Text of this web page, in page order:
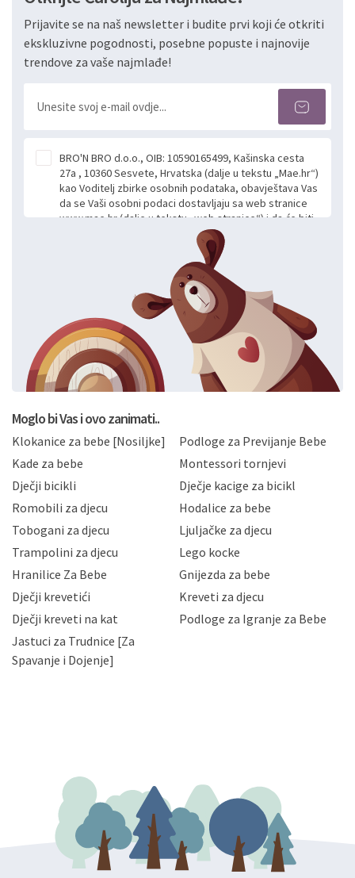
Prijavite se na naš newsletter i budite prvi koji će otkriti
ekskluzivne pogodnosti, posebne popuste i najnovije
trendove za vaše najmlađe!
BRO'N BRO d.o.o., OIB: 10590165499, Kašinska cesta
27a , 10360 Sesvete, Hrvatska (dalje u tekstu „Mae.hr“)
kao Voditelj zbirke osobnih podataka, obavještava Vas
da se Vaši osobni podaci dostavljaju sa web stranice
www.mae.hr (dalje u tekstu „web stranice“) i da će biti
obrađeni. Prihvaćanjem ove Izjave smatra se da
slobodno i izričito dajete privolu za prikupljanje i daljnju
obradu Vaših osobnih podataka koje ustupate Mae.hr
putem ovih web stranica u svrhu odgovora i daljnje
komunikacije na Vaš upit poslan kroz kontakt obrazac.
Radi se o dobrovoljnom davanju podataka te ovu
Izjavu niste dužni prihvatiti odnosno niste dužni unositi
svoje osobne podatke u jednu od prijavnih
formi/obrazaca dostupnih na ovim web stranicama.
BRO'N BRO d.o.o. će s Vašim osobnim podacima
postupati sukladno Općoj uredbi o zaštiti podataka
privatnosti i kolačića koju možete pročitati ovdje i
Hrvatske, a uvijek uz primjenu odgovarajućih tehničkih i
sigurnosnih mjera zaštite osobnih podataka od
neovlaštenog pristupa, zlouporabe, otkrivanja,
gubitka ili uništenja. Mae.hr štiti privatnost svojih
korisnika i posjetitelja web stranica, čuva povjerljivost
Vaših osobnih podataka te omogućava pristup i
priopćavanje osobnih podataka samo onim svojim
zaposlenicima kojima su isti potrebni radi provedbe
slučajevima koji su dozvoljeni zakonima. Napominjemo
da možete u svako doba, u potpunosti ili djelomice,
zatražiti prestanak aktivnosti obrade Vaših osobnih
podataka. Opoziv privole možete podnijeti poštom na
gore navedenu adresu ili e-mailom na adresu:
Moglo bi Vas i ovo zanimati..
Klokanice za bebe [Nosiljke]
Podloge za Previjanje Bebe
Kade za bebe
Montessori tornjevi
Dječji bicikli
Dječje kacige za bicikl
Romobili za djecu
Hodalice za bebe
Tobogani za djecu
Ljuljačke za djecu
Trampolini za djecu
Lego kocke
Hranilice Za Bebe
Gnijezda za bebe
Dječji krevetići
Kreveti za djecu
Dječji kreveti na kat
Podloge za Igranje za Bebe
Jastuci za Trudnice [Za
Spavanje i Dojenje]